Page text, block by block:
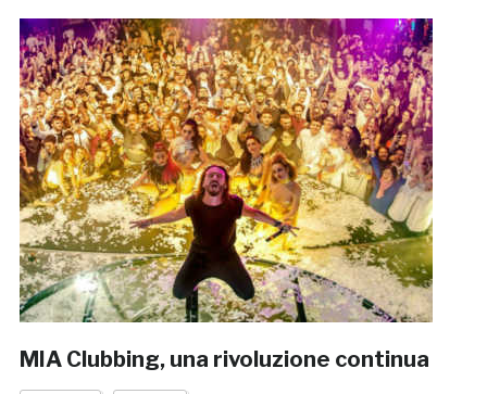
MIA Clubbing, una rivoluzione continua